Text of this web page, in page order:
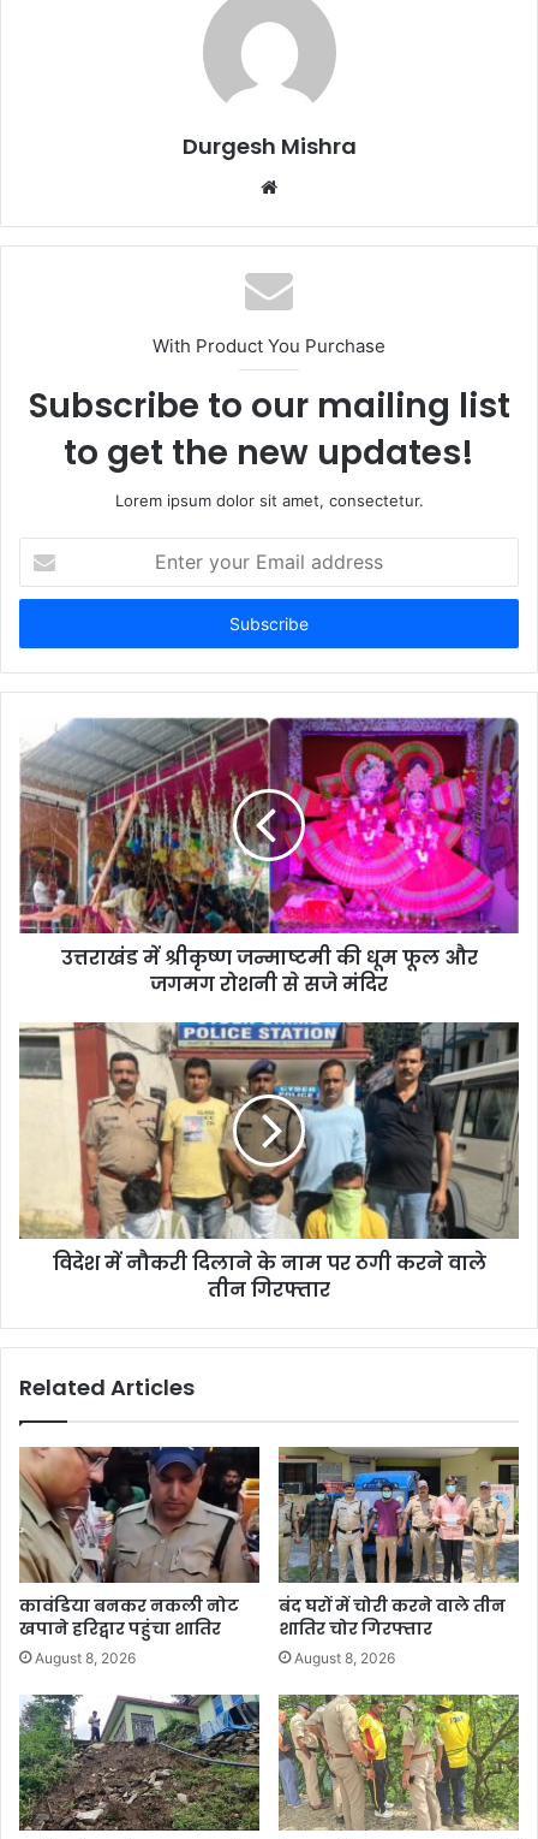
Durgesh Mishra
Website
With Product You Purchase
Subscribe to our mailing list
to get the new updates!
Lorem ipsum dolor sit amet, consectetur.
your
Email
उत्तराखंड में श्रीकृष्ण जन्माष्टमी की धूम फूल और
जगमग रोशनी से सजे मंदिर
विदेश में नौकरी दिलाने के नाम पर ठगी करने वाले
तीन गिरफ्तार
Related Articles
कावंडिया बनकर नकली नोट
खपाने हरिद्वार पहुंचा शातिर
August 8, 2026
बंद घरों में चोरी करने वाले तीन
शातिर चोर गिरफ्तार
August 8, 2026